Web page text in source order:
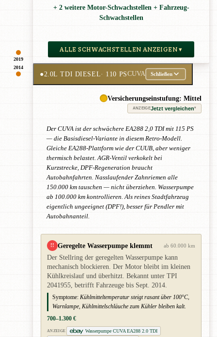
2019
+ 2 weitere Motor-Schwachstellen + Fahrzeug-
Schwachstellen
ALLE SCHWACHSTELLEN ANZEIGEN ▾
2014
●2.0L TDI DIESEL· 110 PSCUVA Schließen
Versicherungseinstufung: Mittel
ANZEIGEJetzt vergleichen*
Der CUVA ist der schwächere EA288 2,0 TDI mit 115 PS
— die Basisdiesel-Variante in diesem Retro-Modell.
Gleiche EA288-Plattform wie der CUUB, aber weniger
thermisch belastet. AGR-Ventil verkokelt bei
Kurzstrecke, DPF-Regeneration braucht
Autobahnfahrten. Nasslaufender Zahnriemen alle
150.000 km tauschen — nicht überziehen. Wasserpumpe
ab 100.000 km kontrollieren. Als reines Stadtfahrzeug
eigentlich ungeeignet (DPF!), besser für Pendler mit
Autobahnanteil.
!! Geregelte Wasserpumpe klemmt ab 60.000 km
Der Stellring der geregelten Wasserpumpe kann
mechanisch blockieren. Der Motor bleibt im kleinen
Kühlkreislauf und überhitzt. Bekannt unter TPI
2041955, betrifft Fahrzeuge bis Sept. 2014.
Symptome: Kühlmitteltemperatur steigt rasant über 100°C,
Warnlampe, Kühlmittelschläuche zum Kühler bleiben kalt.
700–1.300 €
ANZEIGE
Wasserpumpe CUVA EA288 2.0 TDI